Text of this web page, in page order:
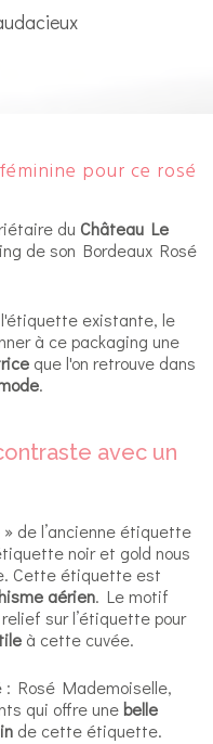
pour ce rosé
du Château Le
de son Bordeaux Rosé
l'étiquette existante, le
à ce packaging une
que l'on retrouve dans
.
avec un
de l’ancienne étiquette
noir et gold nous
Cette étiquette est
aérien. Le motif
sur l’étiquette pour
à cette cuvée.
: Rosé Mademoiselle,
qui offre une belle
de cette étiquette.